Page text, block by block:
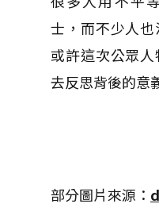
士，而不少人也
或許這次公眾
去反思背後的意
部分圖片來源：